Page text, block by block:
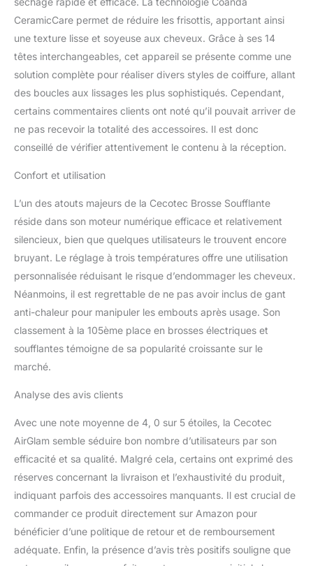
moment grâce au
chaleur. Prenez soin de
vos cheveux en
choisissant la
température qui leur
aux 3 réglages de
température. Réglez le
flux d'air de votre styler
n'importe quelle coiffure.
Avec ses multiples
finitions haut de gamme,
tant par ses résultats
que par son design. En
appuyant sur le bouton
de température pendant
quelques secondes
après avoir éteint votre
styler, vous activez
toutes les saletés
piégées. Il est livré avec
un étui de rangement en
cuir pour faciliter le
CeramicCare permet de réduire les frisottis, apportant ainsi
une texture lisse et soyeuse aux cheveux. Grâce à ses 14
têtes interchangeables, cet appareil se présente comme une
solution complète pour réaliser divers styles de coiffure, allant
des boucles aux lissages les plus sophistiqués. Cependant,
certains commentaires clients ont noté qu’il pouvait arriver de
ne pas recevoir la totalité des accessoires. Il est donc
conseillé de vérifier attentivement le contenu à la réception.
Confort et utilisation
L’un des atouts majeurs de la Cecotec Brosse Soufflante
réside dans son moteur numérique efficace et relativement
silencieux, bien que quelques utilisateurs le trouvent encore
bruyant. Le réglage à trois températures offre une utilisation
personnalisée réduisant le risque d’endommager les cheveux.
Néanmoins, il est regrettable de ne pas avoir inclus de gant
anti-chaleur pour manipuler les embouts après usage. Son
classement à la 105ème place en brosses électriques et
soufflantes témoigne de sa popularité croissante sur le
marché.
Analyse des avis clients
Avec une note moyenne de 4, 0 sur 5 étoiles, la Cecotec
AirGlam semble séduire bon nombre d’utilisateurs par son
efficacité et sa qualité. Malgré cela, certains ont exprimé des
réserves concernant la livraison et l’exhaustivité du produit,
indiquant parfois des accessoires manquants. Il est crucial de
commander ce produit directement sur Amazon pour
bénéficier d’une politique de retour et de remboursement
adéquate. Enfin, la présence d’avis très positifs souligne que